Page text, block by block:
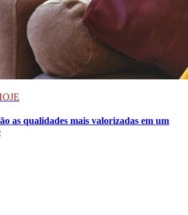
as qualidades mais valorizadas em um